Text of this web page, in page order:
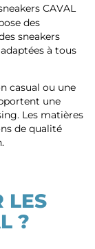
CAVAL
des
sneakers
à tous
casual ou une
une
Les matières
de qualité
LES
?